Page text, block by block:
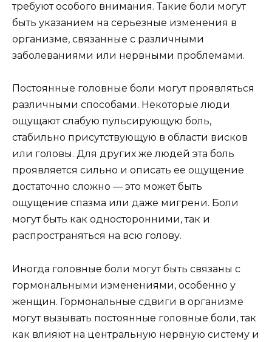
требуют особого внимания. Такие боли могут
быть указанием на серьезные изменения в
организме, связанные с различными
заболеваниями или нервными проблемами.
Постоянные головные боли могут проявляться
различными способами. Некоторые люди
ощущают слабую пульсирующую боль,
стабильно присутствующую в области висков
или головы. Для других же людей эта боль
проявляется сильно и описать ее ощущение
достаточно сложно — это может быть
ощущение спазма или даже мигрени. Боли
могут быть как односторонними, так и
распространяться на всю голову.
Иногда головные боли могут быть связаны с
гормональными изменениями, особенно у
женщин. Гормональные сдвиги в организме
могут вызывать постоянные головные боли, так
как влияют на центральную нервную систему и